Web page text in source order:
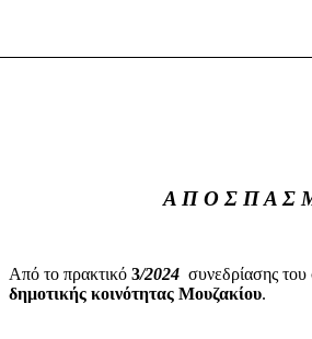
Α Π Ο Σ Π Α Σ
Από το πρακτικό 3/2024 συνεδρίασης
δημοτικής κοινότητας Μουζακίου.